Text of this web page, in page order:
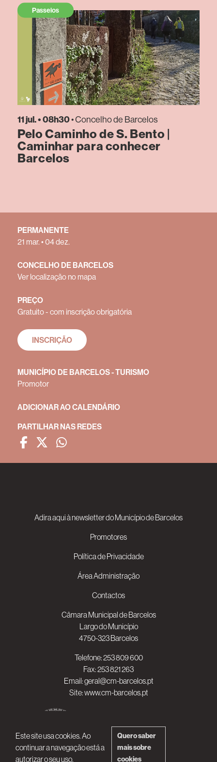
Este site usa cookies. Ao
continuar a navegação está a
autorizar o seu uso.
Quero saber
mais sobre
cookies
Passeios
11 jul. • 08h30• Concelho de Barcelos
Pelo Caminho de S. Bento |
Caminhar para conhecer
Barcelos
PERMANENTE
21 mar. • 04 dez.
CONCELHO DE BARCELOS
Ver localização no mapa
PREÇO
Gratuito - com inscrição obrigatória
INSCRIÇÃO
MUNICÍPIO DE BARCELOS - TURISMO
Promotor
ADICIONAR AO CALENDÁRIO
PARTILHAR NAS REDES
Adira aqui à newsletter do Município de Barcelos
Promotores
Política de Privacidade
Área Administração
Contactos
Câmara Municipal de Barcelos
Largo do Município
4750-323 Barcelos
Telefone:253 809 600
Fax: 253 821 263
Email:geral@cm-barcelos.pt
Site:www.cm-barcelos.pt